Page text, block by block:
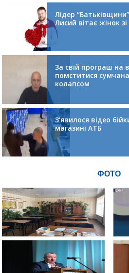
Лідер
Лисий вітає жінок
За свій програш на
помститися
колапсом
З’явилося відео
магазині АТБ
ФОТО